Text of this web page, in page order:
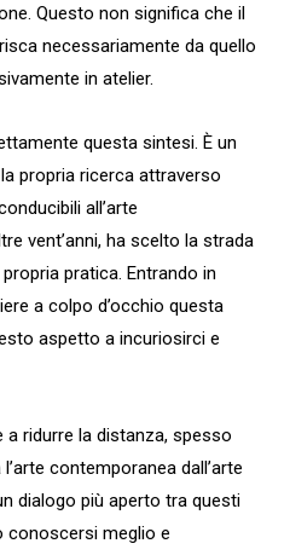
Questo non significa che il
necessariamente da quello
in atelier.
questa sintesi. È un
propria ricerca attraverso
all’arte
vent’anni, ha scelto la strada
pratica. Entrando in
a colpo d’occhio questa
aspetto a incuriosirci e
ridurre la distanza, spesso
contemporanea dall’arte
dialogo più aperto tra questi
conoscersi meglio e